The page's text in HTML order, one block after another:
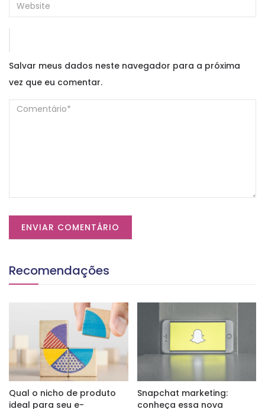
Salvar meus dados neste navegador para a próxima
vez que eu comentar.
Recomendações
Qual o nicho de produto
ideal para seu e-
Snapchat marketing:
conheça essa nova